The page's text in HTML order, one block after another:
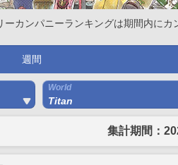
ーカンパニーランキングは期間内にカ
週間
World
Titan
集計期間：